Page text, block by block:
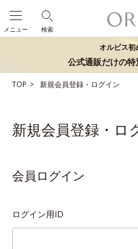
検索
メニュー
オルビス初
公式通販だけの特
TOP 新規会員登録・ログイン
新規会員登録・ロ
会員ログイン
ログイン用ID